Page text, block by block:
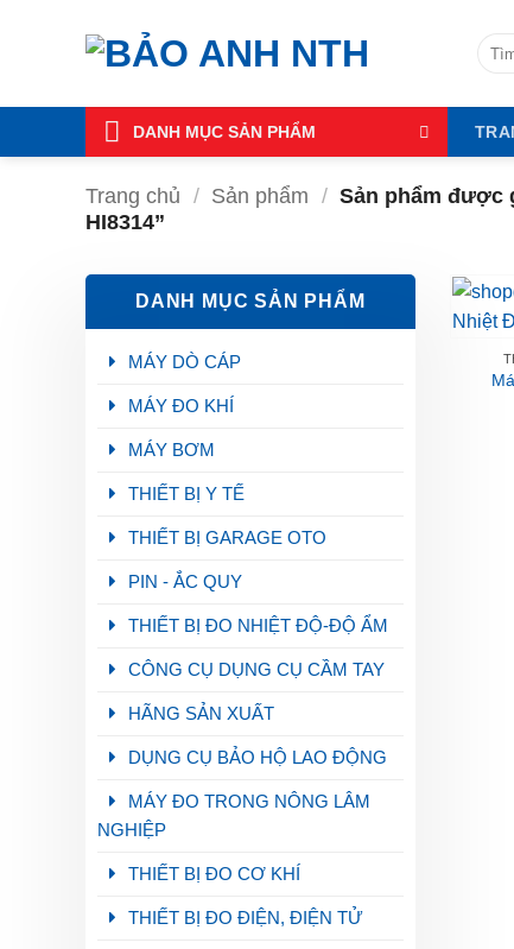
dung
DANH MỤC SẢN PHẨM
Trang chủ / Sản phẩm / Sản phẩm được
HI8314”
DANH MỤC SẢN PHẨM
MÁY DÒ CÁP
MÁY ĐO KHÍ
MÁY BƠM
THIẾT BỊ Y TẾ
THIẾT BỊ GARAGE OTO
PIN - ẮC QUY
THIẾT BỊ ĐO NHIỆT ĐỘ-ĐỘ ẨM
CÔNG CỤ DỤNG CỤ CẦM TAY
HÃNG SẢN XUẤT
DỤNG CỤ BẢO HỘ LAO ĐỘNG
MÁY ĐO TRONG NÔNG LÂM
NGHIỆP
THIẾT BỊ ĐO CƠ KHÍ
THIẾT BỊ ĐO ĐIỆN, ĐIỆN TỬ